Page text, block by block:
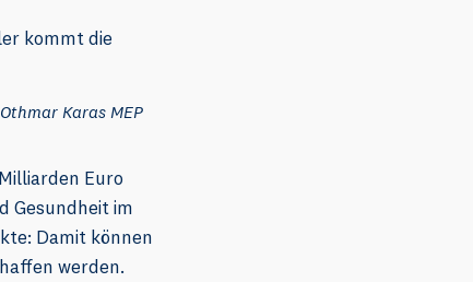
kommt die
Othmar Karas MEP
Euro
Gesundheit im
Damit können
werden.